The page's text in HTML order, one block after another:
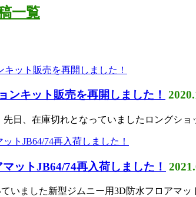
一覧
ンキット販売を再開しました！
日、在庫切れとなっていましたロングシ
ットJB64/74再入荷しました！
いました新型ジムニー用3D防水フロアマ